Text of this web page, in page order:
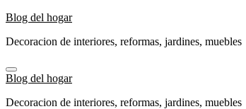
Ir
contenido
Blog del hogar
Decoracion de interiores, reformas, jardines, muebles
Blog del hogar
Decoracion de interiores, reformas, jardines, muebles